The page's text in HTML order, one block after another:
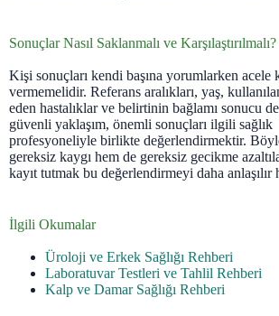
Sonuçlar Nasıl Saklanmalı ve Karşılaştırılmalı?
Kişi sonuçları kendi başına yorumlarken acele
vermemelidir. Referans aralıkları, yaş,
eden hastalıklar ve belirtinin bağlamı sonucu
güvenli yaklaşım, önemli sonuçları ilgili sağlık
profesyoneliyle birlikte değerlendirmektir.
gereksiz kaygı hem de gereksiz gecikme
kayıt tutmak bu değerlendirmeyi daha anlaşılır
İlgili Okumalar
Üroloji ve Erkek Sağlığı Rehberi
Laboratuvar Testleri ve Tahlil Rehberi
Kalp ve Damar Sağlığı Rehberi